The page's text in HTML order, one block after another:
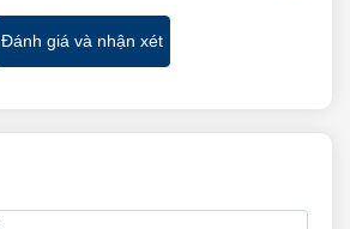
Đánh giá và nhận xét